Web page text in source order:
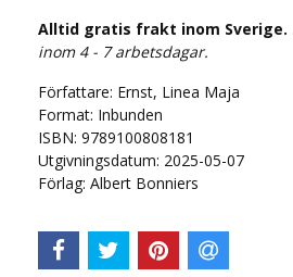
Alltid gratis frakt inom Sverige.
inom 4 - 7 arbetsdagar.
Författare: Ernst, Linea Maja
Format: Inbunden
ISBN: 9789100808181
Utgivningsdatum: 2025-05-07
Förlag: Albert Bonniers